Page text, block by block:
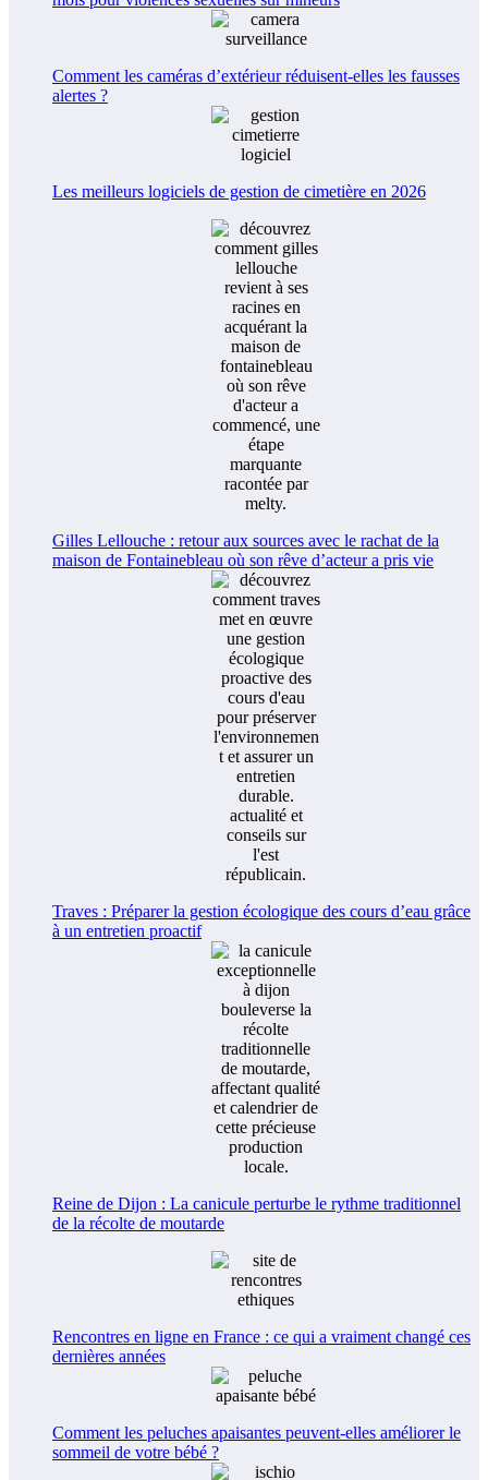
Comment les caméras d’extérieur réduisent-elles les fausses
alertes ?
Les meilleurs logiciels de gestion de cimetière en 2026
Gilles Lellouche : retour aux sources avec le rachat de la
maison de Fontainebleau où son rêve d’acteur a pris vie
Traves : Préparer la gestion écologique des cours d’eau grâce
à un entretien proactif
Reine de Dijon : La canicule perturbe le rythme traditionnel
de la récolte de moutarde
Rencontres en ligne en France : ce qui a vraiment changé ces
dernières années
Comment les peluches apaisantes peuvent-elles améliorer le
sommeil de votre bébé ?